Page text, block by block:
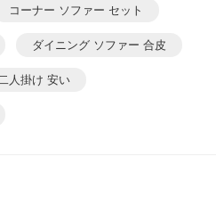
コーナー ソファー セット
ダイニング ソファー 合皮
人掛け 安い